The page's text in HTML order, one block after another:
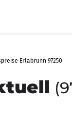
Erlabrunn 97250